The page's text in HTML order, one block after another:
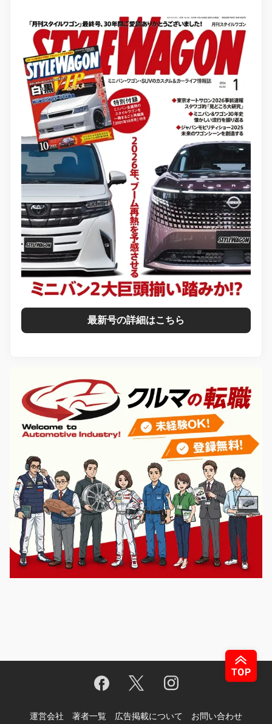
最新号の詳細はこちら
運営会社 著者一覧 広告掲載について お問い合わせ